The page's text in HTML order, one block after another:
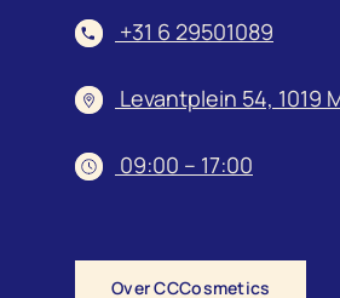
+31 6 29501089
Levantplein 54, 1019
09:00 – 17:00
Over CCCosmetics